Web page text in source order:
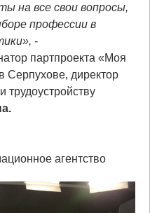
на все свои вопросы,
профессии в
-
партпроекта «Моя
Серпухове, директор
трудоустройству
агентство